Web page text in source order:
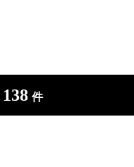
138 件